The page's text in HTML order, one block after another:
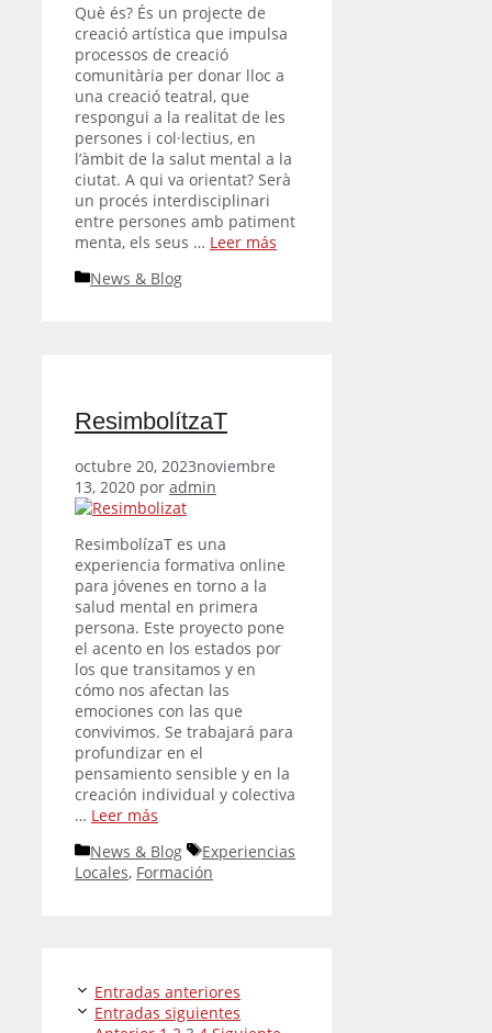
Què és? És un projecte de
creació artística que impulsa
processos de creació
comunitària per donar lloc a
una creació teatral, que
respongui a la realitat de les
persones i col·lectius, en
l’àmbit de la salut mental a la
ciutat. A qui va orientat? Serà
un procés interdisciplinari
entre persones amb patiment
menta, els seus … Leer más
Categorías
News & Blog
ResimbolítzaT
octubre 20, 2023noviembre
13, 2020 por admin
ResimbolízaT es una
experiencia formativa online
para jóvenes en torno a la
salud mental en primera
persona. Este proyecto pone
el acento en los estados por
los que transitamos y en
cómo nos afectan las
emociones con las que
convivimos. Se trabajará para
profundizar en el
pensamiento sensible y en la
creación individual y colectiva
… Leer más
Categorías
News & Blog Etiquetas
Experiencias
Locales, Formación
Entradas anteriores
Entradas siguientes